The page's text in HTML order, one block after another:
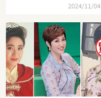
2024/11/04